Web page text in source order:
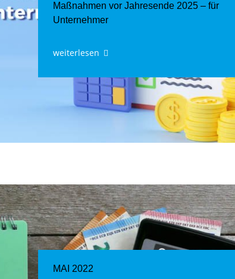
Maßnahmen vor Jahresende 2025 – für
Unternehmer
weiterlesen
MAI 2022